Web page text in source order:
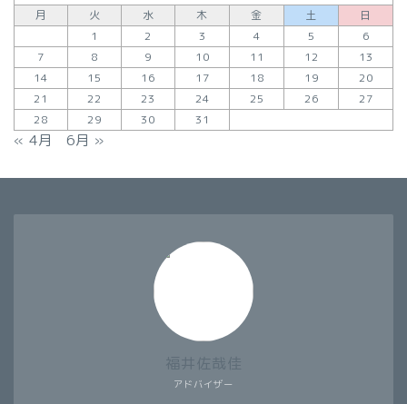
月
火 水 木 金 土
日
1
2 3 4 5
6
7
8 9 10 11 12
13
14
15 16 17 18 19
20
21
22 23 24 25 26
27
28
29 30 31
« 4月 6月 »
アドバイザー
福井佐哉佳